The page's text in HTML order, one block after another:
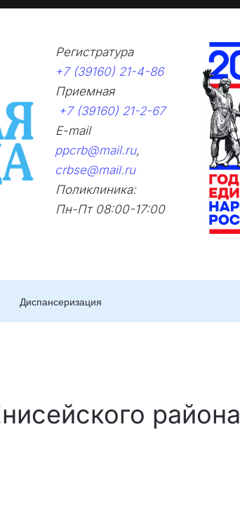
для слабовидящих
Регистратура
+7 (39160) 21-4-86
Приемная
+7 (39160) 21-2-67
E-mail
ppcrb@mail.ru,
crbse@mail.ru
Поликлиника:
Пн-Пт 08:00-17:00
Диспансеризация
района